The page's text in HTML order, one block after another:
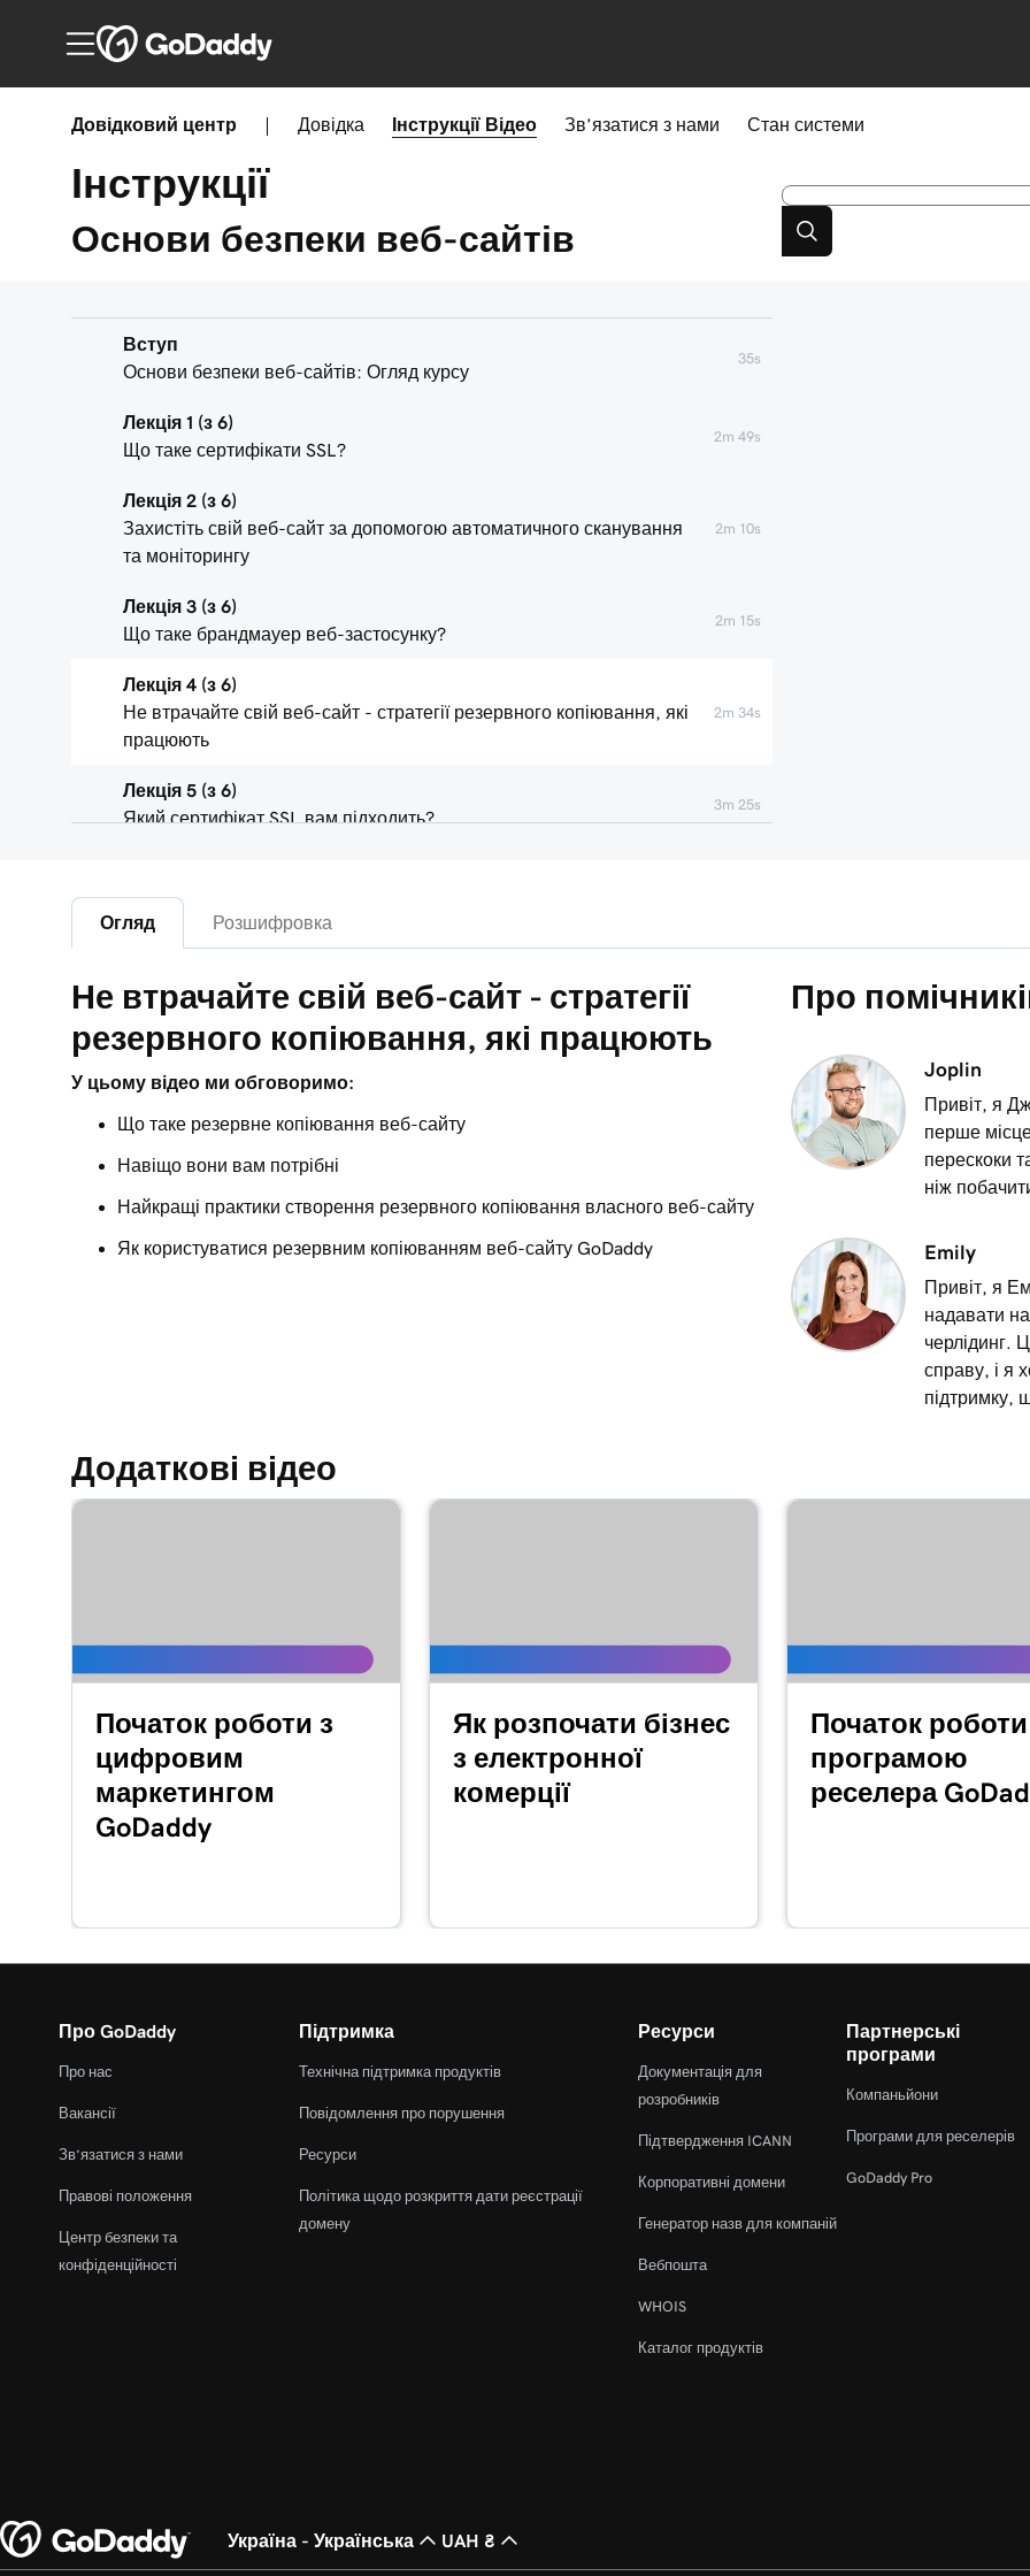
Довідковий центр Довідка Інструкції Відео Зв’язатися з нами Стан системи
Інструкції
Основи безпеки веб-сайтів
Вступ
Основи безпеки веб-сайтів: Огляд курсу
35s
Лекція 1 (з 6)
Що таке сертифікати SSL?
2m 49s
Лекція 2 (з 6)
Захистіть свій веб-сайт за допомогою автоматичного сканування
та моніторингу
2m 10s
Лекція 3 (з 6)
Що таке брандмауер веб-застосунку?
2m 15s
Лекція 4 (з 6)
Не втрачайте свій веб-сайт - стратегії резервного копіювання, які
працюють
2m 34s
Лекція 5 (з 6)
Який сертифікат SSL вам підходить?
3m 25s
Перевірте, чи інстальовано SSL
Огляд Розшифровка
Не втрачайте свій веб-сайт - стратегії
резервного копіювання, які працюють
У цьому відео ми обговоримо:
Що таке резервне копіювання веб-сайту
Навіщо вони вам потрібні
Найкращі практики створення резервного копіювання власного веб-сайту
Як користуватися резервним копіюванням веб-сайту GoDaddy
Про
Joplin
Привіт, я
перше
перескоки
ніж
Emily
Привіт, я
надавати
черлідинг.
справу, і я
підтримку,
Додаткові відео
Початок роботи з
цифровим
маркетингом
GoDaddy
Як розпочати бізнес
з електронної
комерції
Початок
програмою
реселера
Про GoDaddy
Про нас
Вакансії
Зв’язатися з нами
Правові положення
Центр безпеки та
конфіденційності
Підтримка
Технічна підтримка продуктів
Повідомлення про порушення
Ресурси
Політика щодо розкриття дати реєстрації
домену
Ресурси
Документація для
розробників
Підтвердження ICANN
Корпоративні домени
Генератор назв для компаній
Вебпошта
WHOIS
Каталог продуктів
Партнерські
програми
Компаньйони
Програми для реселерів
GoDaddy Pro
Україна - Українська UAH ₴